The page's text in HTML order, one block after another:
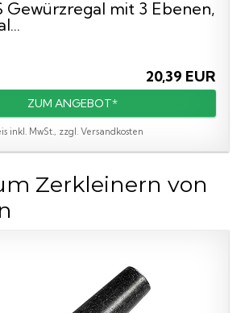
Gewürzregal mit 3 Ebenen,
20,39 EUR
ZUM ANGEBOT*
inkl. MwSt., zzgl. Versandkosten
Zerkleinern von